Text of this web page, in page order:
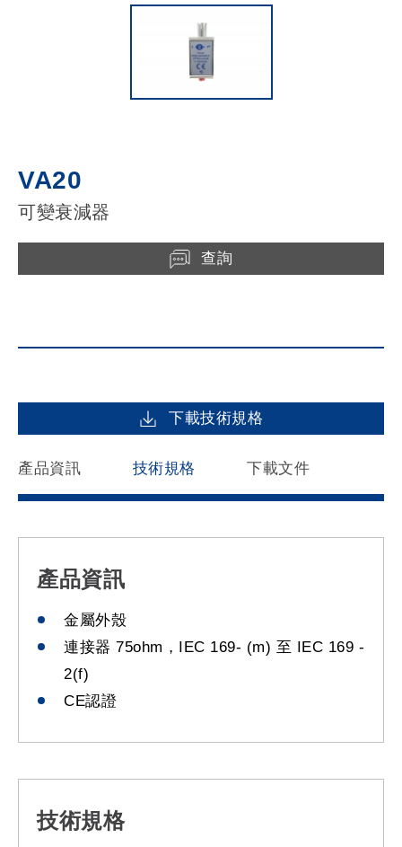
VA20
可變衰減器
查詢
下載技術規格
產品資訊 技術規格 下載文件
產品資訊
金屬外殼
連接器 75ohm，IEC 169- (m) 至 IEC 169 -
2(f)
CE認證
技術規格